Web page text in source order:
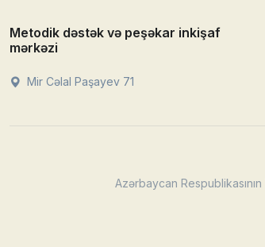
Metodik dəstək və peşəkar inkişaf
mərkəzi
Mir Cəlal Paşayev 71
Azərbaycan